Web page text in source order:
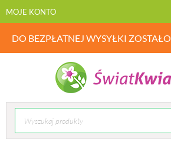
MOJE KONTO
DO BEZPŁATNEJ WYSYŁKI ZOSTAŁO